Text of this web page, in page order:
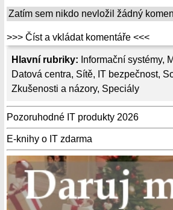
Hlavní rubriky: Informační systémy,
Datová centra, Sítě, IT bezpečnost,
Zkušenosti a názory, Speciály
Pozoruhodné IT produkty 2026
E-knihy o IT zdarma
Zatím sem nikdo nevložil žádný
>>> Číst a vkládat komentáře <<<